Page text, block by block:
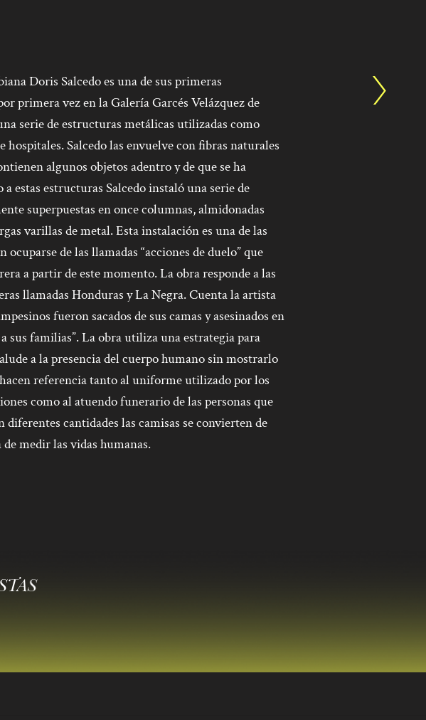
Doris Salcedo es una de sus primeras
primera vez en la Galería Garcés Velázquez de
serie de estructuras metálicas utilizadas como
hospitales. Salcedo las envuelve con fibras naturales
algunos objetos adentro y de que se ha
estas estructuras Salcedo instaló una serie de
superpuestas en once columnas, almidonadas
varillas de metal. Esta instalación es una de las
de las llamadas “acciones de duelo” que
a partir de este momento. La obra responde a las
llamadas Honduras y La Negra. Cuenta la artista
fueron sacados de sus camas y asesinados en
sus familias”.La obra utiliza una estrategia para
a la presencia del cuerpo humano sin mostrarlo
referencia tanto al uniforme utilizado por los
como al atuendo funerario de las personas que
cantidades las camisas se convierten de
medir las vidas humanas.